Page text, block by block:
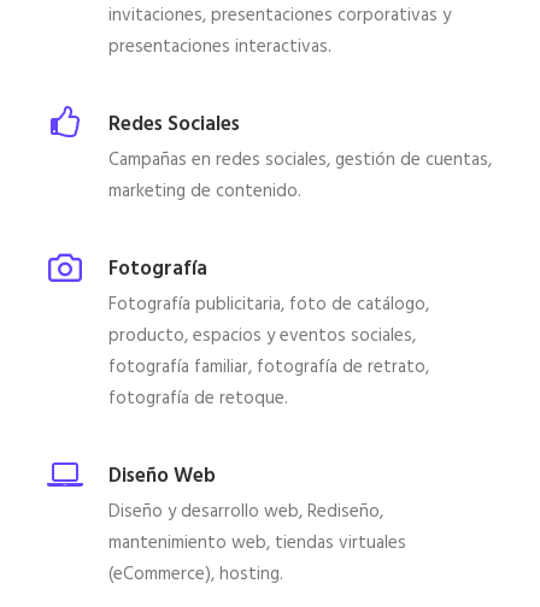
invitaciones, presentaciones corporativas y
presentaciones interactivas.
Redes Sociales
Campañas en redes sociales, gestión de cuentas,
marketing de contenido.
Fotografía
Fotografía publicitaria, foto de catálogo,
producto, espacios y eventos sociales,
fotografía familiar, fotografía de retrato,
fotografía de retoque.
Diseño Web
Diseño y desarrollo web, Rediseño,
mantenimiento web, tiendas virtuales
(eCommerce), hosting.